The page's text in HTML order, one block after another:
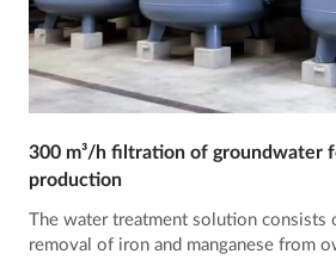
300 m³/h filtration of groundwater
production
The water treatment solution consists
removal of iron and manganese from